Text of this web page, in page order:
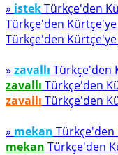
» istekTürkçe'den
Türkçe'den
Türkçe'den
» zavallı Türkçe'den
zavallı Türkçe'den
zavallı Türkçe'den
» mekan Türkçe'den
mekan Türkçe'den